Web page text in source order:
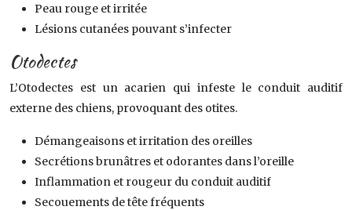
Peau rouge et irritée
Lésions cutanées pouvant s’infecter
Otodectes
L’Otodectes est un acarien qui infeste le conduit auditif
externe des chiens, provoquant des otites.
Démangeaisons et irritation des oreilles
Secrétions brunâtres et odorantes dans l’oreille
Inflammation et rougeur du conduit auditif
Secouements de tête fréquents